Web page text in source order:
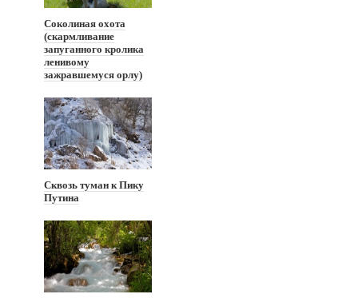
Соколиная охота
(скармливание
запуганного кролика
ленивому
зажравшемуся орлу)
Сквозь туман к Пику
Путина